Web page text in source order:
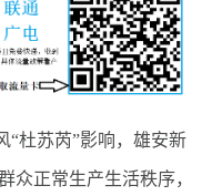
杜苏芮”影响，雄安新
众正常生产生活秩序，